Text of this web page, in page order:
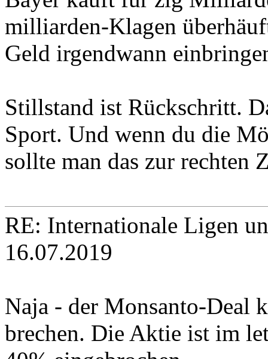
milliarden-Klagen
Geld irgendwann
Stillstand ist Rückschritt.
Sport. Und wenn du die
sollte man das zur rechten
RE: Internationale Ligen
16.07.2019
Naja - der Monsanto-Deal
brechen. Die Aktie ist im